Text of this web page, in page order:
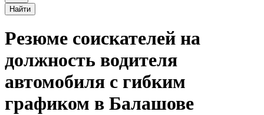
Найти
Резюме соискателей на
должность водителя
автомобиля с гибким
графиком в Балашове